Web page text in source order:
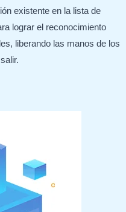
existente en la lista de
lograr el reconocimiento
liberando las manos de los